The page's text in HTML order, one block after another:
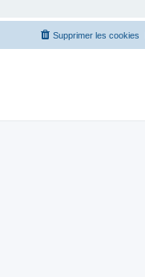
Supprimer les cookies